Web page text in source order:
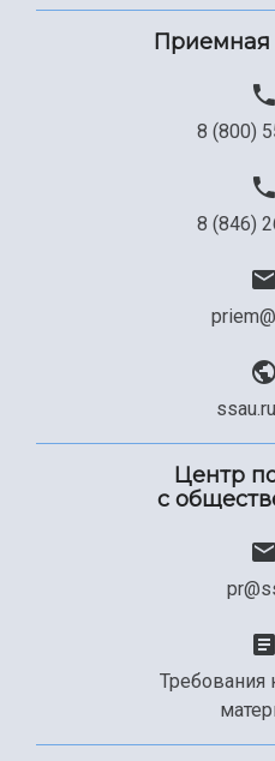
Приемная
8 (800)
8 (846)
Центр
с
Требования